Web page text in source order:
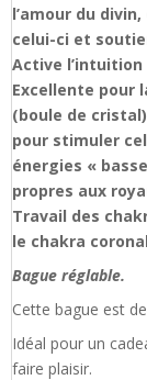
l’amour du
celui-ci et
Active
Excellente pour
(boule de
pour stimuler
énergies «
propres aux
Travail des
le chakra
Bague réglable.
Cette bague est
Idéal pour un
faire plaisir.